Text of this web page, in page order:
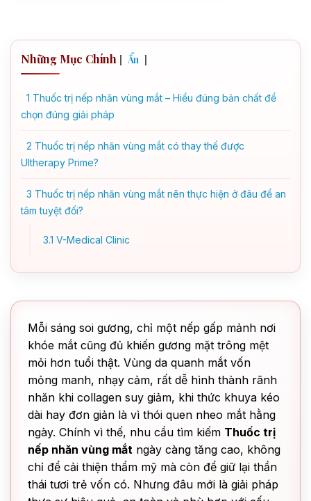
Những Mục Chính [ Ẩn ]
1 Thuốc trị nếp nhăn vùng mắt – Hiểu đúng bản chất để
chọn đúng giải pháp
2 Thuốc trị nếp nhăn vùng mắt có thay thế được
Ultherapy Prime?
3 Thuốc trị nếp nhăn vùng mắt nên thực hiện ở đâu để an
tâm tuyệt đối?
3.1 V-Medical Clinic
Mỗi sáng soi gương, chỉ một nếp gấp mảnh nơi
khóe mắt cũng đủ khiến gương mặt trông mệt
mỏi hơn tuổi thật. Vùng da quanh mắt vốn
mỏng manh, nhạy cảm, rất dễ hình thành rãnh
nhăn khi collagen suy giảm, khi thức khuya kéo
dài hay đơn giản là vì thói quen nheo mắt hằng
ngày. Chính vì thế, nhu cầu tìm kiếm Thuốc trị
nếp nhăn vùng mắt ngày càng tăng cao, không
chỉ để cải thiện thẩm mỹ mà còn để giữ lại thần
thái tươi trẻ vốn có. Nhưng đâu mới là giải pháp